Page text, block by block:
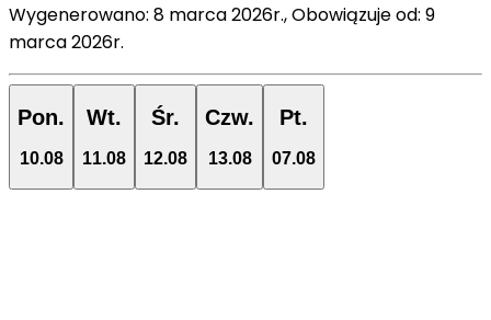
Wygenerowano: 8 marca 2026r.,Obowiązuje od: 9
marca 2026r.
Pon.
10.08
Wt.
11.08
Śr.
12.08
Czw.
13.08
Pt.
07.08